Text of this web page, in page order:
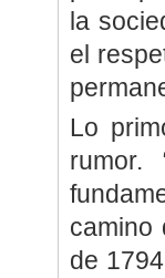
la
el
Lo
camino
de